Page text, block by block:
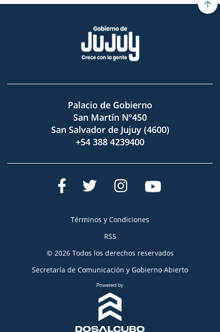
Palacio de Gobierno
San Martín Nº450
San Salvador de Jujuy (4600)
+54 388 4239400
Términos y Condiciones
RSS
© 2026 Todos los derechos reservados
Secretaría de Comunicación y Gobierno Abierto